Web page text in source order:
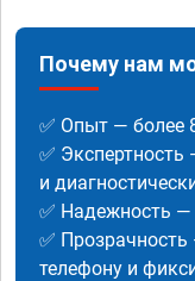
Почему нам
✅ Опыт — более
✅
и
✅ Надежность —
✅
телефону и